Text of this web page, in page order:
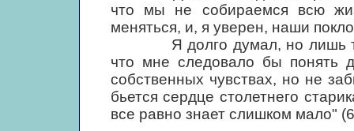
что мы не собираемся всю
меняться, и, я уверен, наши
Я долго думал, но лишь
что мне следовало бы понять
собственных чувствах, но не
бьется сердце столетнего
все равно знает слишком мало"